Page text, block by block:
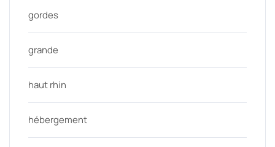
gordes
grande
haut rhin
hébergement